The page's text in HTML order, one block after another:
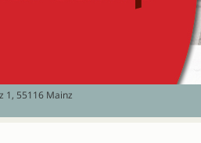
1, 55116 Mainz